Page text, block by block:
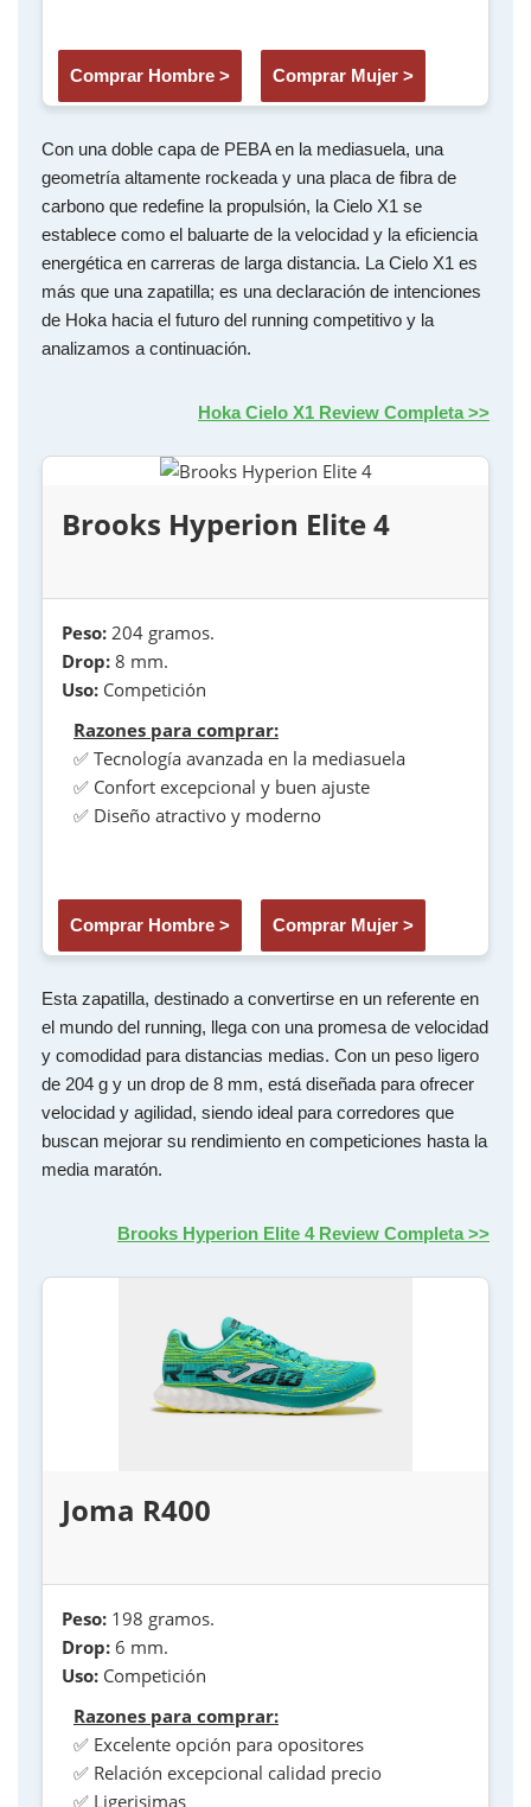
Comprar Hombre > Comprar Mujer >
Con una doble capa de PEBA en la mediasuela, una
geometría altamente rockeada y una placa de fibra de
carbono que redefine la propulsión, la Cielo X1 se
establece como el baluarte de la velocidad y la eficiencia
energética en carreras de larga distancia. La Cielo X1 es
más que una zapatilla; es una declaración de intenciones
de Hoka hacia el futuro del running competitivo y la
analizamos a continuación.
Hoka Cielo X1 Review Completa >>
Brooks Hyperion Elite 4
Peso: 204 gramos.
Drop: 8 mm.
Uso: Competición
Razones para comprar:
✅ Tecnología avanzada en la mediasuela
✅ Confort excepcional y buen ajuste
✅ Diseño atractivo y moderno
Comprar Hombre > Comprar Mujer >
Esta zapatilla, destinado a convertirse en un referente en
el mundo del running, llega con una promesa de velocidad
y comodidad para distancias medias. Con un peso ligero
de 204 g y un drop de 8 mm, está diseñada para ofrecer
velocidad y agilidad, siendo ideal para corredores que
buscan mejorar su rendimiento en competiciones hasta la
media maratón.
Brooks Hyperion Elite 4 Review Completa >>
Joma R400
Peso: 198 gramos.
Drop: 6 mm.
Uso: Competición
Razones para comprar:
✅ Excelente opción para opositores
✅ Relación excepcional calidad precio
✅ Ligerisimas